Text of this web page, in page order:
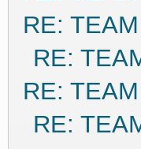
RE:
RE:
RE:
RE: